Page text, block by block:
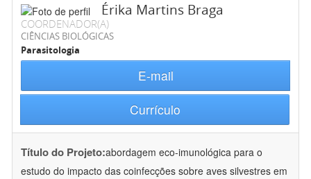
Érika Martins Braga
COORDENADOR(A)
CIÊNCIAS BIOLÓGICAS
Parasitologia
E-mail
Currículo
Título do Projeto:abordagem eco-imunológica para o
estudo do impacto das coinfecções sobre aves silvestres em